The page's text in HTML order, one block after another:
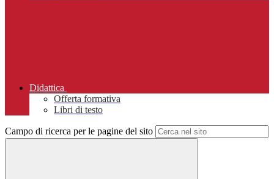
Didattica
Offerta formativa
Libri di testo
Campo di ricerca per le pagine del sito